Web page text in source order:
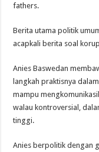
fathers.
Berita utama politik
acapkali berita soal
Anies Baswedan
langkah praktisnya
mampu
walau kontroversial,
tinggi.
Anies berpolitik dengan